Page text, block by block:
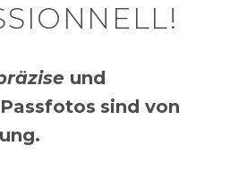
und
Passfotos sind von